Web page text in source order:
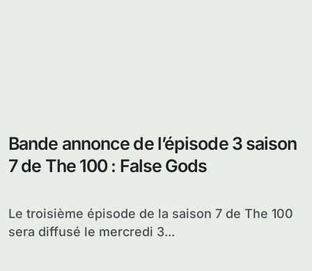
Bande annonce de l’épisode 3 saison
7 de The 100 : False Gods
Le troisième épisode de la saison 7 de The 100
sera diffusé le mercredi 3...